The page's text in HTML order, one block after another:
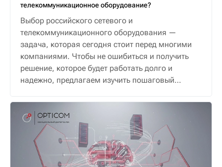
телекоммуникационное оборудование?
Выбор российского сетевого и
телекоммуникационного оборудования —
задача, которая сегодня стоит перед многими
компаниями. Чтобы не ошибиться и получить
решение, которое будет работать долго и
надежно, предлагаем изучить пошаговый